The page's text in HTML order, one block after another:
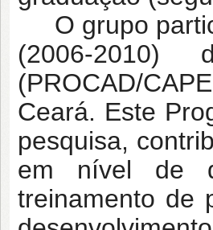
O grupo
(2006-2010)
(PROCAD/
Ceará. Este
pesquisa,
em nível de
treinamento de